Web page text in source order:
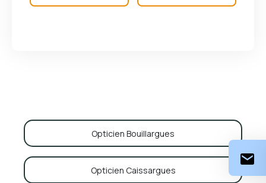
Opticien Bouillargues
Opticien Caissargues